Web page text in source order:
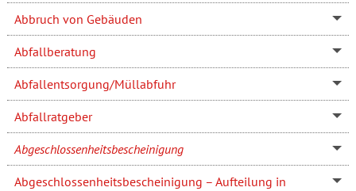
Abbruch von Gebäuden
Abfallberatung
Abfallentsorgung/Müllabfuhr
Abfallratgeber
Abgeschlossenheitsbescheinigung
Abgeschlossenheitsbescheinigung – Aufteilung in